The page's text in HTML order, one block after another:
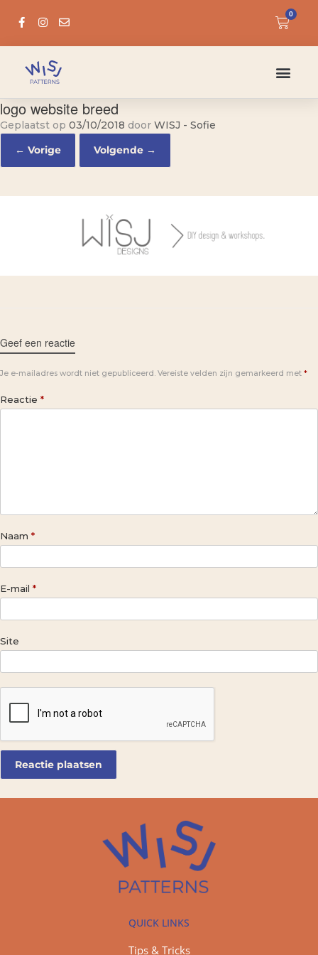
0
logo website breed
Geplaatst op 03/10/2018 door WISJ - Sofie
← Vorige
Volgende →
Geef een reactie
Je e-mailadres wordt niet gepubliceerd. Vereiste velden zijn gemarkeerd met *
Reactie *
Naam *
E-mail *
Site
QUICK LINKS
Tips & Tricks